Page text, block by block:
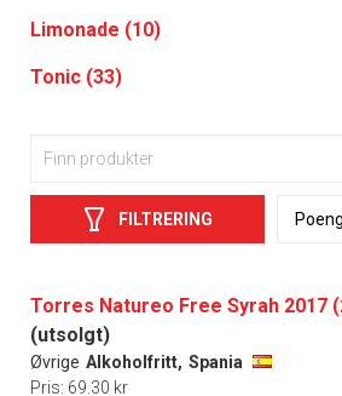
Limonade (10)
Tonic (33)
FILTRERING
Torres Natureo Free Syrah 2017
(utsolgt)
Øvrige Alkoholfritt, Spania
Pris: 69.30 kr